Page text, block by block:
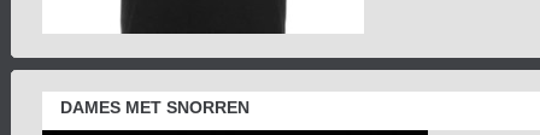
DAMES MET SNORREN